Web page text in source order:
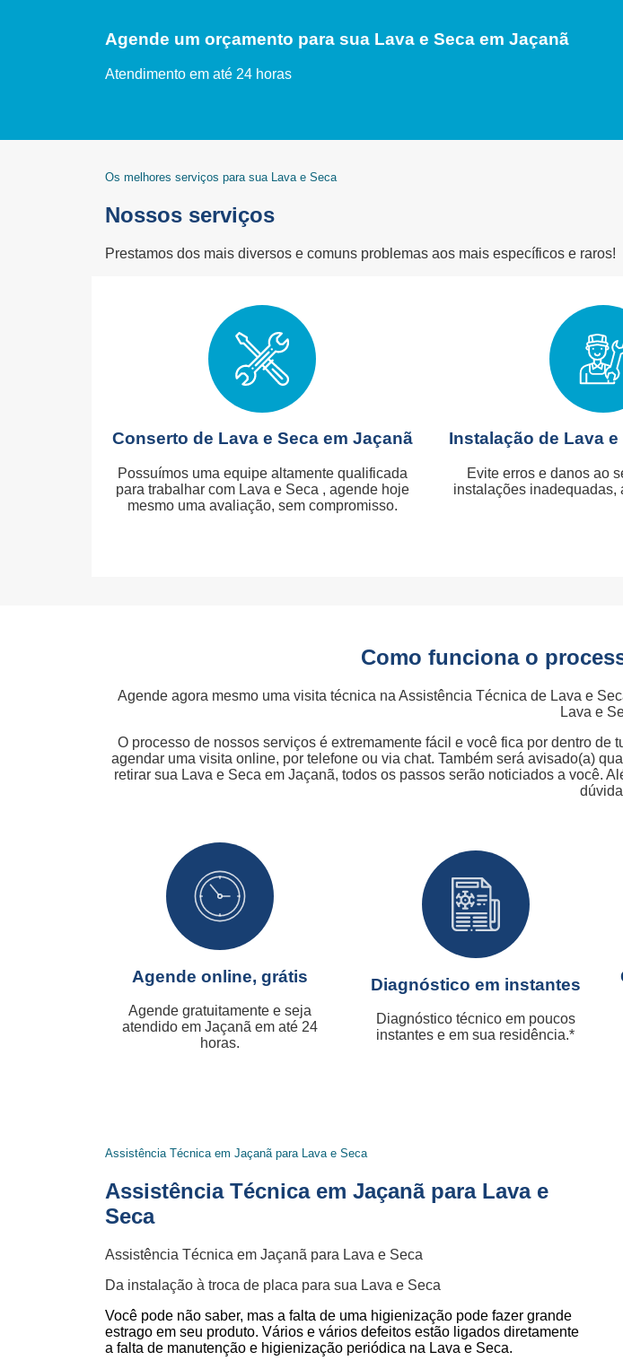
Agende um orçamento para sua Lava e Seca em Jaçanã
Atendimento em até 24 horas
Os melhores serviços para sua Lava e Seca
Nossos serviços
Prestamos dos mais diversos e comuns problemas aos mais específicos e raros!
Conserto de Lava e Seca em Jaçanã
Possuímos uma equipe altamente qualificada
para trabalhar com Lava e Seca , agende hoje
mesmo uma avaliação, sem compromisso.
Instalação de Lava
Evite erros e danos ao
instalações inadequadas,
Como funciona o
Agende agora mesmo uma visita técnica na Assistência Técnica de Lava e
Lava e
O processo de nossos serviços é extremamente fácil e você fica por dentro
agendar uma visita online, por telefone ou via chat. Também será avisado(a)
retirar sua Lava e Seca em Jaçanã, todos os passos serão noticiados a você.
Agende online, grátis
Agende gratuitamente e seja
atendido em Jaçanã em até 24
horas.
Diagnóstico em instantes
Diagnóstico técnico em poucos
instantes e em sua residência.*
Assistência Técnica em Jaçanã para Lava e Seca
Assistência Técnica em Jaçanã para Lava e
Seca
Assistência Técnica em Jaçanã para Lava e Seca
Da instalação à troca de placa para sua Lava e Seca
Você pode não saber, mas a falta de uma higienização pode fazer grande
estrago em seu produto. Vários e vários defeitos estão ligados diretamente
a falta de manutenção e higienização periódica na Lava e Seca.